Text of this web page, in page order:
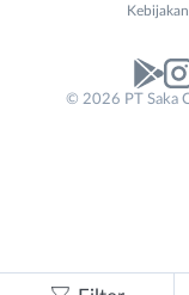
No. Telp /
Asisten
Bandung
© 2026 PT Saka